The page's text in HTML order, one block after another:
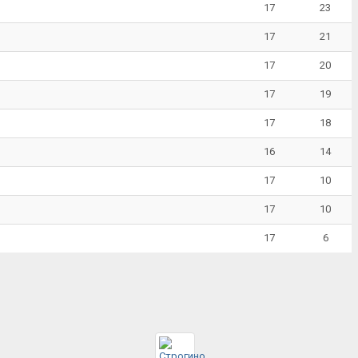
17 23
17 21
17 20
17 19
17 18
16 14
17 10
17 10
17 6